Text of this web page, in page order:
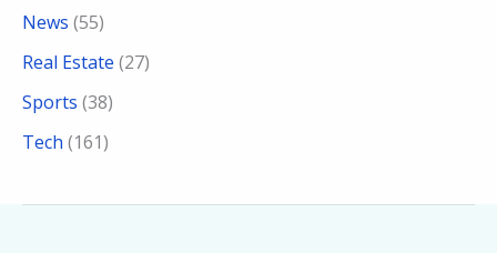
News (55)
Real Estate (27)
Sports (38)
Tech (161)